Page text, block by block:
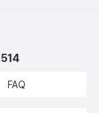
닐까. 여하튼 나
체했습니다 당신
는 꽃을 몇 번이
오, 아범아 내려
는 잠시 생각해
아 입술과 손가락
는 겁니까?”
FAQ